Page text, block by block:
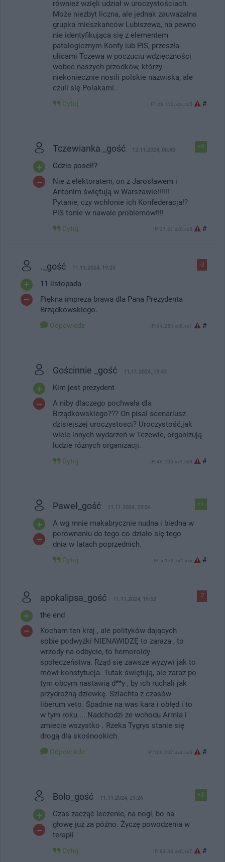
również wzięli udział w uroczystościach.
Może niezbyt liczna, ale jednak zauważalna
grupka mieszkańców Lubiszewa, na pewno
nie identyfikująca się z elementem
patologicznym Konfy lub PiS, przeszła
ulicami Tczewa w poczuciu wdzięczności
wobec naszych przodków, którzy
niekoniecznie nosili polskie nazwiska, ale
czuli się Polakami.
Cytuj IP: 46.112.xxx.xx5 #
+9
Tczewianka _gość 12.11.2024, 08:43
Gdzie poseł!?
Nie z elektoratem, on z Jarosławem i
Antonim świętują w Warszawie!!!!!!
Pytanie, czy wchłonie ich Konfederacja!?
PiS tonie w nawale problemów!!!!
Cytuj IP: 37.31.xx0.xx5 #
-3
._gość 11.11.2024, 19:25
11 listopada
Piękna impreza brawa dla Pana Prezydenta
Brządkowskiego.
Odpowiedz IP: 94.254.xx8.xx1 #
Gościnnie _gość 11.11.2024, 19:43
Kim jest prezydent
A niby dlaczego pochwała dla
Brządkowskiego??? On pisal scenariusz
dzisiejszej uroczystosci? Uroczystość,jak
wiele innych wydarzeń w Tczewie, organizują
ludzie różnych organizacji.
Cytuj IP: 46.205.xx3.xx9 #
+1
Paweł_gość 11.11.2024, 22:54
A wg mnie makabrycznie nudna i biedna w
porównaniu do tego co działo się tego
dnia w latach poprzednich.
Cytuj IP: 5.173.xx1.xxx #
-7
apokalipsa_gość 11.11.2024, 19:52
the end
Kocham ten kraj , ale polityków dających
sobie podwyżki NIENAWIDZĘ to zaraza , to
wrzody na odbycie, to hemoroidy
społeczeństwa. Rząd się zawsze wyżywi jak to
mówi konstytucja. Tutak świętują, ale zaraz po
tym obcym nastawią d**y , by ich ruchali jak
przydrożną dziewkę. Szlachta z czasów
liberum veto. Spadnie na was kara i obłęd i to
w tym roku.....Nadchodzi ze wchodu Armia i
zmiecie wszystko . Rzeka Tygrys stanie się
drogą dla skośnookich.
Odpowiedz IP: 109.207.xx4.xx5 #
+3
Bolo_gość 11.11.2024, 21:26
Czas zacząć leczenie, na nogi, bo na
głowę już za późno. Życzę powodzenia w
terapii
Cytuj IP: 84.38.xx0.xx7 #